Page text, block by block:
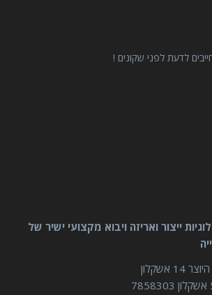
לדעת לפני שקונים !
ייצור ואריזה ויבוא מקצועי ישיר של
אשקלון